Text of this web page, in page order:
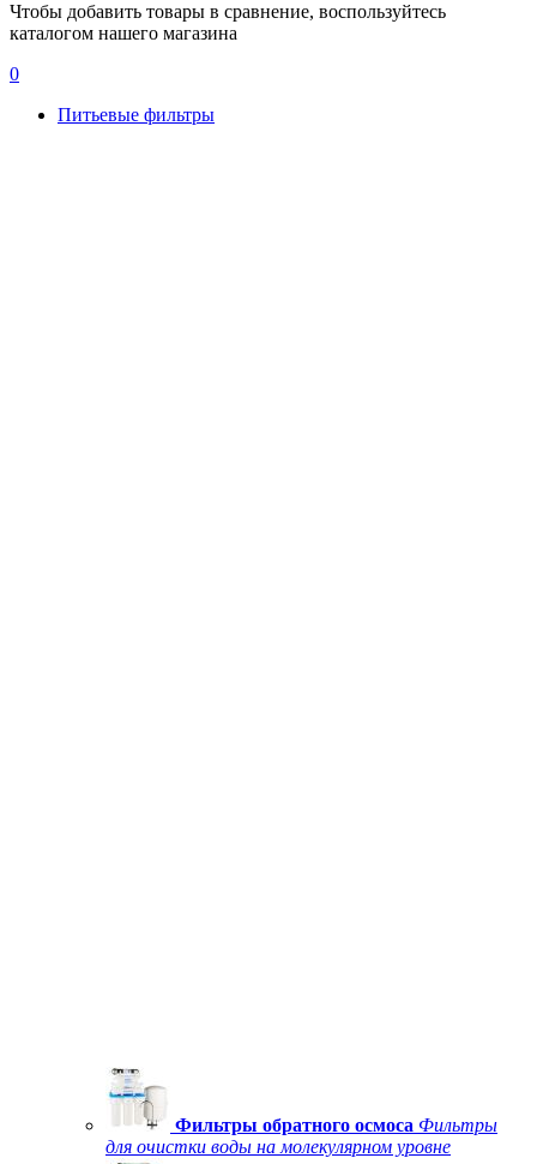
Чтобы добавить товары в сравнение, воспользуйтесь
каталогом нашего магазина
0
Питьевые фильтры
Фильтры обратного осмоса Фильтры
для очистки воды на молекулярном уровне